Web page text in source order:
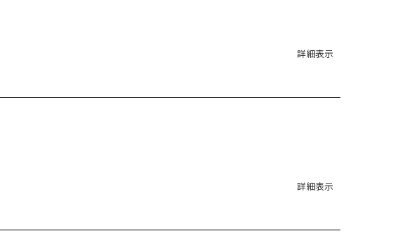
詳細表示
詳細表示